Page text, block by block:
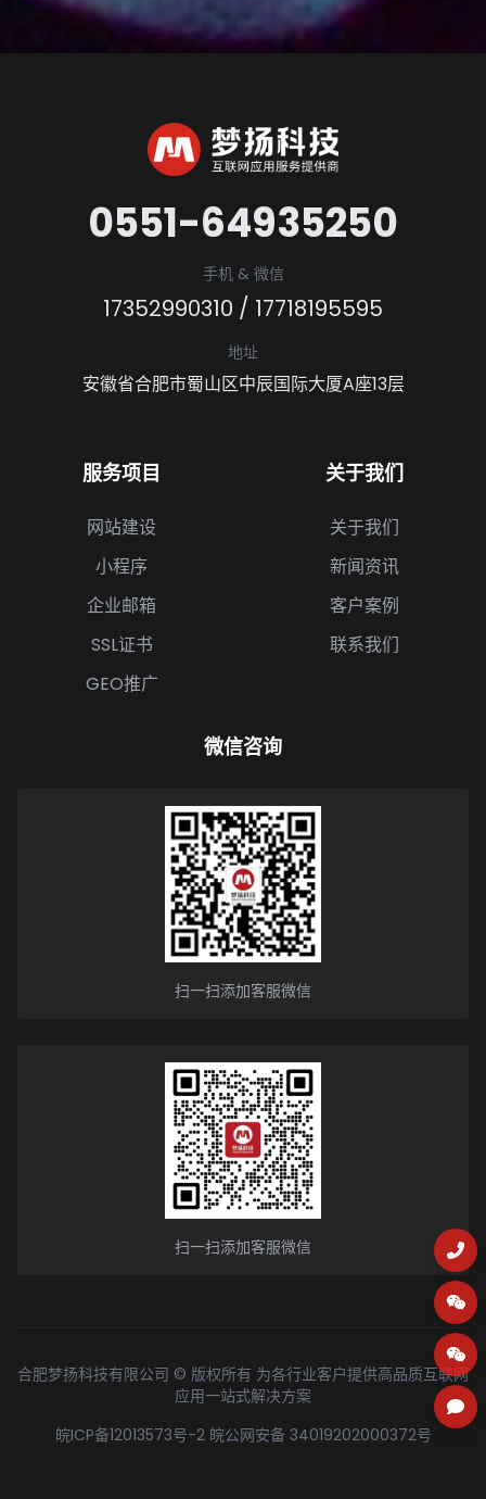
0551-64935250
手机 & 微信
17352990310 / 17718195595
地址
安徽省合肥市蜀山区中辰国际大厦A座13层
服务项目
网站建设
小程序
企业邮箱
SSL证书
GEO推广
关于我们
关于我们
新闻资讯
客户案例
联系我们
微信咨询
扫一扫添加客服微信
扫一扫添加客服微信
合肥梦扬科技有限公司 © 版权所有 为各行业客户提供高品质互联网
应用一站式解决方案
皖ICP备12013573号-2 皖公网安备 34019202000372号